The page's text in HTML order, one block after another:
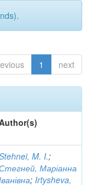
1 next
M. I.;
Маріанна
; Irtysheva,